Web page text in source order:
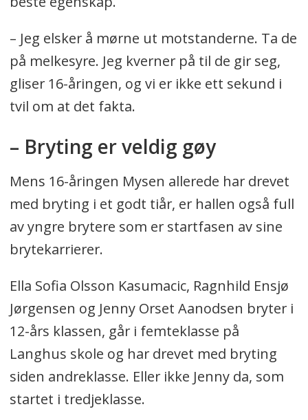
– Jeg elsker å mørne ut motstanderne. Ta de
på melkesyre. Jeg kverner på til de gir seg,
gliser 16-åringen, og vi er ikke ett sekund i
tvil om at det fakta.
– Bryting er veldig gøy
Mens 16-åringen Mysen allerede har drevet
med bryting i et godt tiår, er hallen også full
av yngre brytere som er startfasen av sine
brytekarrierer.
Ella Sofia Olsson Kasumacic, Ragnhild Ensjø
Jørgensen og Jenny Orset Aanodsen bryter i
12-års klassen, går i femteklasse på
Langhus skole og har drevet med bryting
siden andreklasse. Eller ikke Jenny da, som
startet i tredjeklasse.